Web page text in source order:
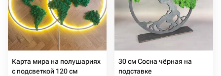
Карта мира на полушариях
с подсветкой 120 см
30 см Сосна чёрная на
подставке